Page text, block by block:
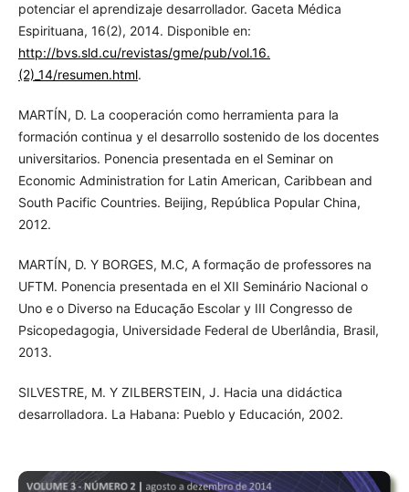
potenciar el aprendizaje desarrollador. Gaceta Médica
Espirituana, 16(2), 2014. Disponible en:
http://bvs.sld.cu/revistas/gme/pub/vol.16.
(2)_14/resumen.html.
MARTÍN, D. La cooperación como herramienta para la
formación continua y el desarrollo sostenido de los docentes
universitarios. Ponencia presentada en el Seminar on
Economic Administration for Latin American, Caribbean and
South Pacific Countries. Beijing, República Popular China,
2012.
MARTÍN, D. Y BORGES, M.C, A formação de professores na
UFTM. Ponencia presentada en el XII Seminário Nacional o
Uno e o Diverso na Educação Escolar y III Congresso de
Psicopedagogia, Universidade Federal de Uberlândia, Brasil,
2013.
SILVESTRE, M. Y ZILBERSTEIN, J. Hacia una didáctica
desarrolladora. La Habana: Pueblo y Educación, 2002.